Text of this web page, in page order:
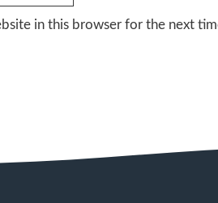
in this browser for the next